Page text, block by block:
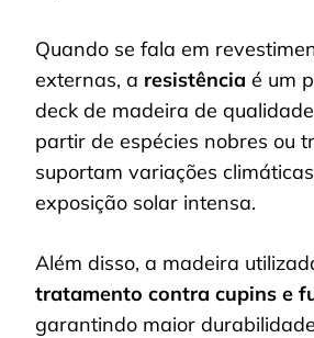
Quando se fala em
externas, a resistência é um
deck de madeira de
partir de espécies nobres ou
suportam variações
exposição solar intensa.
Além disso, a madeira
tratamento contra cupins e
garantindo maior